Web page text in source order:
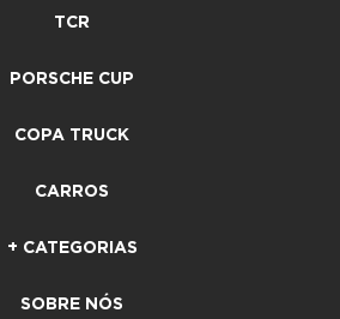
TCR
PORSCHE CUP
COPA TRUCK
CARROS
+ CATEGORIAS
SOBRE NÓS